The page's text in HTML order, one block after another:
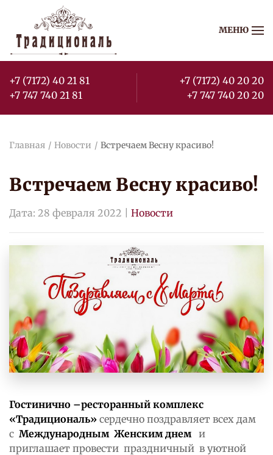
Перейти к содержимому МЕНЮ
+7 (7172) 40 21 81
+7 747 740 21 81
+7 (7172) 40 20 20
+7 747 740 20 20
Главная Новости Встречаем Весну красиво!
Встречаем Весну красиво!
Дата: 28 февраля 2022 Новости
Гостинично –ресторанный комплекс
«Традициональ» сердечно поздравляет всех дам
с Международным Женским днеми
приглашает провести праздничный в уютной